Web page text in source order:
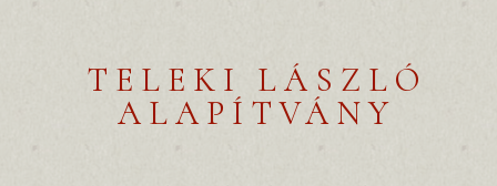
TELEKI LÁSZLÓ
ALAPÍTVÁNY